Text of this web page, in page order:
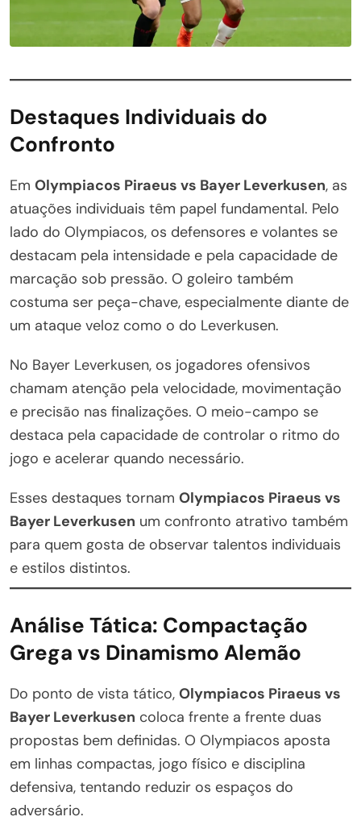
Destaques Individuais do
Confronto
Em Olympiacos Piraeus vs Bayer Leverkusen, as
atuações individuais têm papel fundamental. Pelo
lado do Olympiacos, os defensores e volantes se
destacam pela intensidade e pela capacidade de
marcação sob pressão. O goleiro também
costuma ser peça-chave, especialmente diante de
um ataque veloz como o do Leverkusen.
No Bayer Leverkusen, os jogadores ofensivos
chamam atenção pela velocidade, movimentação
e precisão nas finalizações. O meio-campo se
destaca pela capacidade de controlar o ritmo do
jogo e acelerar quando necessário.
Esses destaques tornam Olympiacos Piraeus vs
Bayer Leverkusen um confronto atrativo também
para quem gosta de observar talentos individuais
e estilos distintos.
Análise Tática: Compactação
Grega vs Dinamismo Alemão
Do ponto de vista tático, Olympiacos Piraeus vs
Bayer Leverkusen coloca frente a frente duas
propostas bem definidas. O Olympiacos aposta
em linhas compactas, jogo físico e disciplina
defensiva, tentando reduzir os espaços do
adversário.